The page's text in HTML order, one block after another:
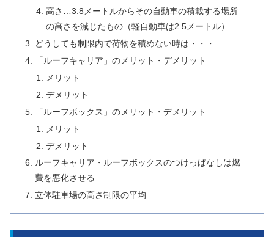
高さ…3.8メートルからその自動車の積載する場所
の高さを減じたもの（軽自動車は2.5メートル）
どうしても制限内で荷物を積めない時は・・・
「ルーフキャリア」のメリット・デメリット
メリット
デメリット
「ルーフボックス」のメリット・デメリット
メリット
デメリット
ルーフキャリア・ルーフボックスのつけっぱなしは燃
費を悪化させる
立体駐車場の高さ制限の平均